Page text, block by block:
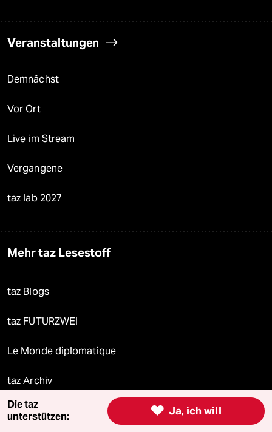
Veranstaltungen
Demnächst
Vor Ort
Live im Stream
Vergangene
taz lab 2027
Mehr taz Lesestoff
taz Blogs
taz FUTURZWEI
Le Monde diplomatique
taz Archiv
 Ja, ich will
Die taz
unterstützen: